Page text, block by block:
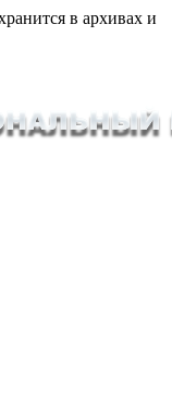
в архивах и